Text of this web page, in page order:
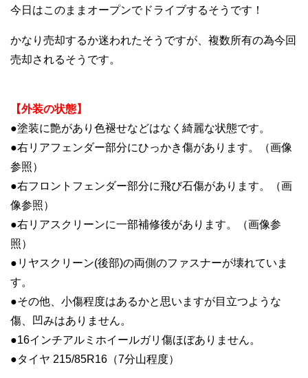
今日はこのままオープンでドライブするそうです！
かなり売却するか迷われたそうですが、複数所有の為今回
売却されるそうです。
【外装の状態】
●塗装に艶があり色褪せなどはなく綺麗な状態です。
●右リアフェンダー部分にひっかき傷があります。（画像
参照）
●右フロントフェンダー部分に飛び石傷があります。（画
像参照）
●右リアスクリーンに一部補修後があります。（画像参
照）
●リヤスクリーン(後部)の両側のファスナーが壊れていま
す。
●その他、小傷程度はあるかと思いますが目立つような
傷、凹みはありません。
●16インチアルミホイールガリ傷ほぼありません。
●タイヤ 215/85R16（7分山程度）